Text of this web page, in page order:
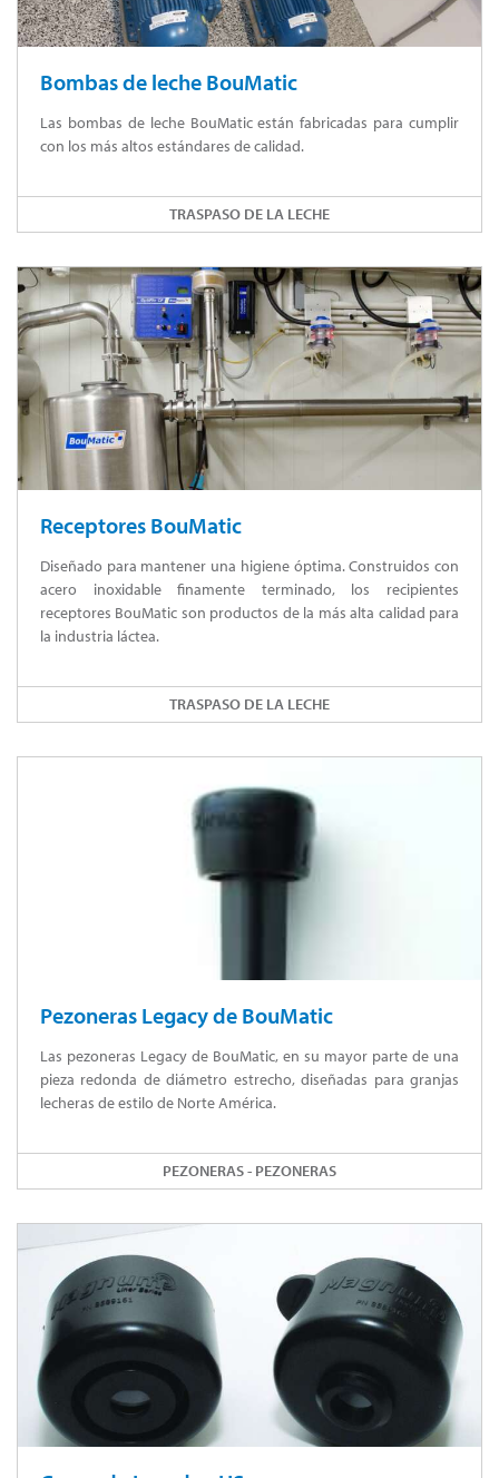
Bombas de leche BouMatic
Las bombas de leche BouMatic están fabricadas para cumplir
con los más altos estándares de calidad.
TRASPASO DE LA LECHE
Receptores BouMatic
Diseñado para mantener una higiene óptima. Construidos con
acero inoxidable finamente terminado, los recipientes
receptores BouMatic son productos de la más alta calidad para
la industria láctea.
TRASPASO DE LA LECHE
Pezoneras Legacy de BouMatic
Las pezoneras Legacy de BouMatic, en su mayor parte de una
pieza redonda de diámetro estrecho, diseñadas para granjas
lecheras de estilo de Norte América.
PEZONERAS - PEZONERAS